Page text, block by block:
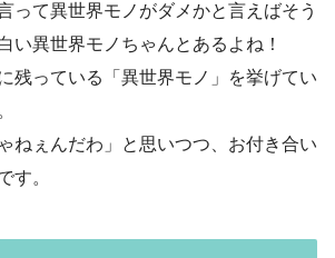
って異世界モノがダメかと言えばそう
い異世界モノちゃんとあるよね！
残っている「異世界モノ」を挙げてい
ねぇんだわ」と思いつつ、お付き合い
す。